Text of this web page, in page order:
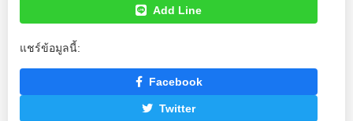
Add Line
แชร์ข้อมูลนี้:
Facebook
Twitter